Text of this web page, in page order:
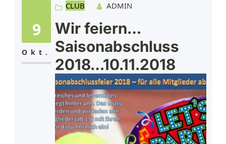
9
Okt.
CLUB ADMIN
Wir feiern…
Saisonabschluss
2018…10.11.2018